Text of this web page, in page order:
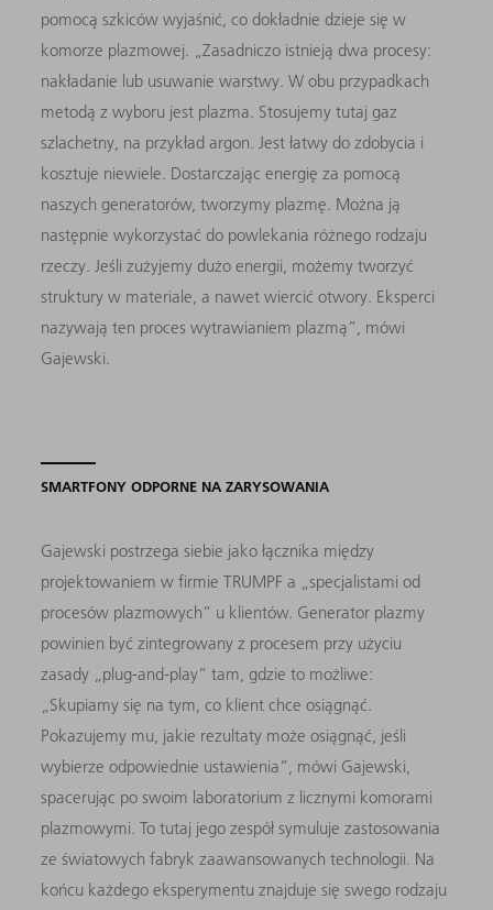
pomocą szkiców wyjaśnić, co dokładnie dzieje się w
komorze plazmowej. „Zasadniczo istnieją dwa procesy:
nakładanie lub usuwanie warstwy. W obu przypadkach
metodą z wyboru jest plazma. Stosujemy tutaj gaz
szlachetny, na przykład argon. Jest łatwy do zdobycia i
kosztuje niewiele. Dostarczając energię za pomocą
naszych generatorów, tworzymy plazmę. Można ją
następnie wykorzystać do powlekania różnego rodzaju
rzeczy. Jeśli zużyjemy dużo energii, możemy tworzyć
struktury w materiale, a nawet wiercić otwory. Eksperci
nazywają ten proces wytrawianiem plazmą”, mówi
Gajewski.
SMARTFONY ODPORNE NA ZARYSOWANIA
Gajewski postrzega siebie jako łącznika między
projektowaniem w firmie TRUMPF a „specjalistami od
procesów plazmowych” u klientów. Generator plazmy
powinien być zintegrowany z procesem przy użyciu
zasady „plug-and-play” tam, gdzie to możliwe:
„Skupiamy się na tym, co klient chce osiągnąć.
Pokazujemy mu, jakie rezultaty może osiągnąć, jeśli
wybierze odpowiednie ustawienia”, mówi Gajewski,
spacerując po swoim laboratorium z licznymi komorami
plazmowymi. To tutaj jego zespół symuluje zastosowania
ze światowych fabryk zaawansowanych technologii. Na
końcu każdego eksperymentu znajduje się swego rodzaju